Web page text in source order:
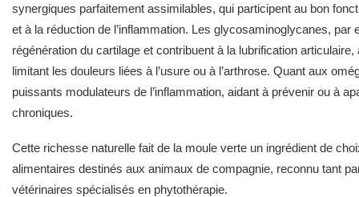
synergiques parfaitement assimilables, qui participent au bon
et à la réduction de l’inflammation. Les glycosaminoglycanes, par
régénération du cartilage et contribuent à la lubrification
limitant les douleurs liées à l’usure ou à l’arthrose. Quant aux
puissants modulateurs de l’inflammation, aidant à prévenir ou à
chroniques.
Cette richesse naturelle fait de la moule verte un ingrédient de
alimentaires destinés aux animaux de compagnie, reconnu tant
vétérinaires spécialisés en phytothérapie.